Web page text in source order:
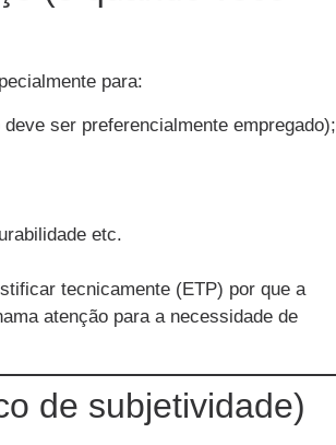
para:
ser preferencialmente empregado);
etc.
tecnicamente (ETP) por que a
atenção para a necessidade de
de subjetividade)